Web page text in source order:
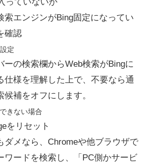
索エンジンがBing固定になってい
確認
定
ーの検索欄からWeb検索がBingに
仕様を理解した上で、不要なら通
候補をオフにします。
きない場合
をリセット
ダメなら、Chromeや他ブラウザで
ワードを検索し、「PC側かサービ